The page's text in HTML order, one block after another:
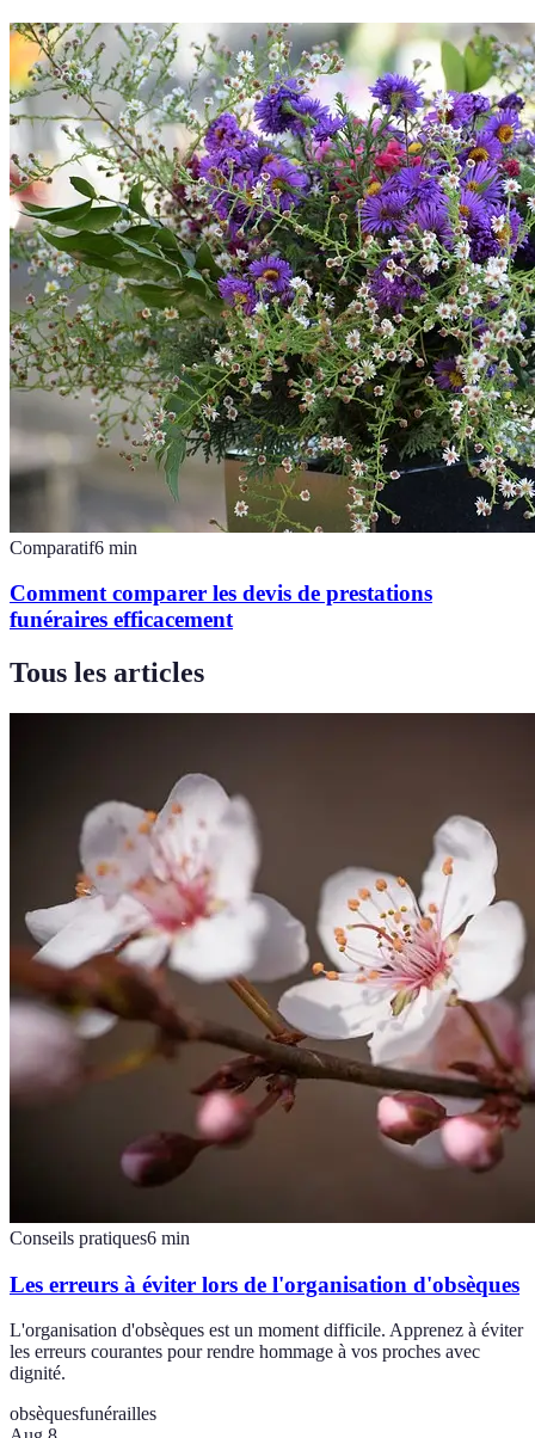
Comparatif6 min
Comment comparer les devis de prestations
funéraires efficacement
Tous les articles
Conseils pratiques6 min
Les erreurs à éviter lors de l'organisation d'obsèques
L'organisation d'obsèques est un moment difficile. Apprenez à éviter
les erreurs courantes pour rendre hommage à vos proches avec
dignité.
obsèquesfunérailles